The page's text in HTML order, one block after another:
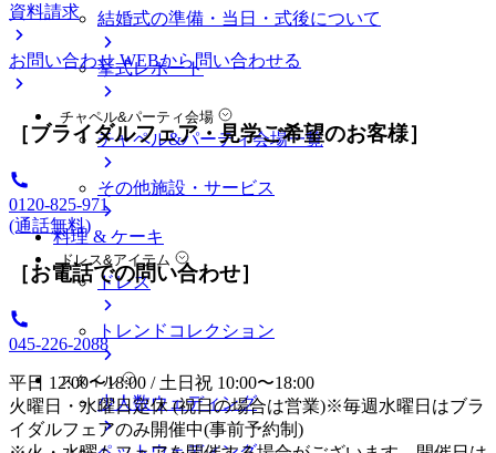
結婚式の準備・当日・式後について
挙式レポート
チャペル&パーティ会場
チャペル&パーティ会場一覧
その他施設・サービス
料理 & ケーキ
ドレス&アイテム
ドレス
トレンドコレクション
スタイル
少人数ウェディング
資料請求
お問い合わせ WEBから問い合わせる
［ブライダルフェア・見学ご希望のお客様］
0120-825-971
(通話無料)
［お電話での問い合わせ］
045-226-2088
平日 12:00〜18:00 / 土日祝 10:00〜18:00
火曜日・水曜日定休 (祝日の場合は営業)※毎週水曜日はブラ
イダルフェアのみ開催中(事前予約制)